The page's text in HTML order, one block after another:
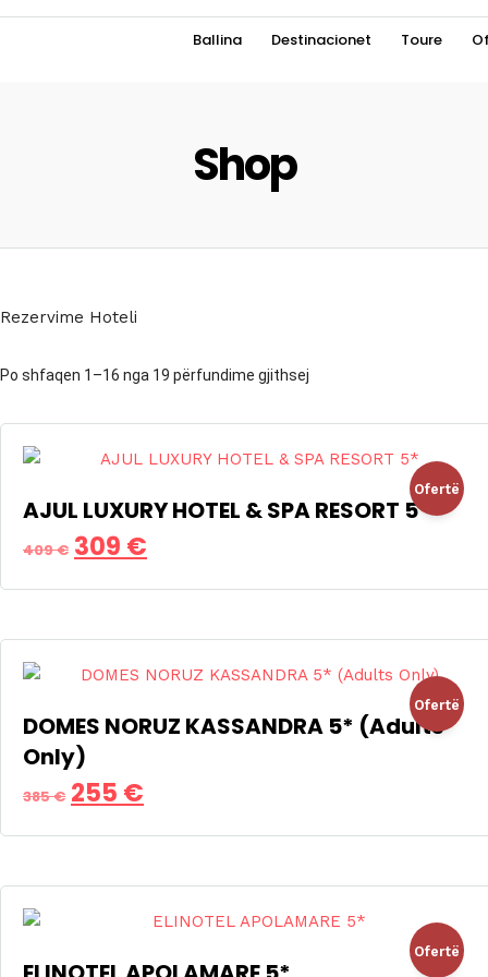
Ballina Destinacionet Toure
Shop
Rezervime Hoteli
Po shfaqen 1–16 nga 19 përfundime gjithsej
Ofertë
AJUL LUXURY HOTEL & SPA RESORT 5*
409€ Çmimi
origjinal
409 €.
309 €
i
është:
309 €.
Ofertë
DOMES NORUZ KASSANDRA 5* (Adults
Only)
385€ Çmimi
origjinal
255 €
i
është:
255 €.
Ofertë